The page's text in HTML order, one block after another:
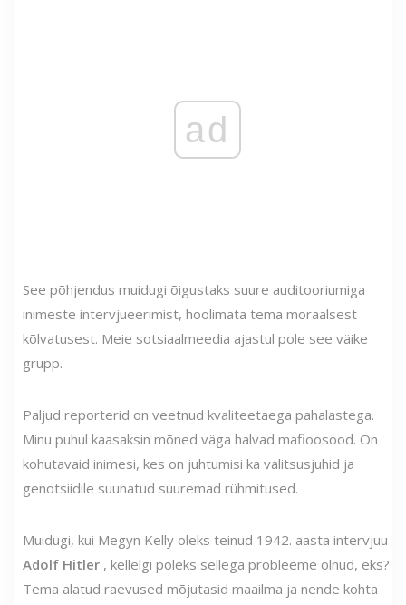
ad
See põhjendus muidugi õigustaks suure auditooriumiga
inimeste intervjueerimist, hoolimata tema moraalsest
kõlvatusest. Meie sotsiaalmeedia ajastul pole see väike
grupp.
Paljud reporterid on veetnud kvaliteetaega pahalastega.
Minu puhul kaasaksin mõned väga halvad mafioosood. On
kohutavaid inimesi, kes on juhtumisi ka valitsusjuhid ja
genotsiidile suunatud suuremad rühmitused.
Muidugi, kui Megyn Kelly oleks teinud 1942. aasta intervjuu
Adolf Hitler , kellelgi poleks sellega probleeme olnud, eks?
Tema alatud raevused mõjutasid maailma ja nende kohta